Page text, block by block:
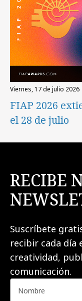
viernes, 17 de julio 2026
FIAP 2026
el 28 de julio
RECIBE
Suscríbete
recibir cada día
creatividad,
comunicación.